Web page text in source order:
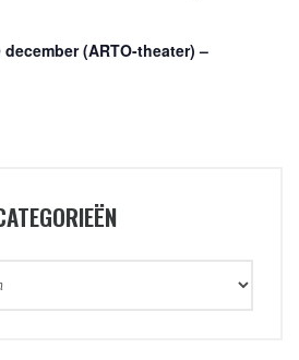
(ARTO-theater) –